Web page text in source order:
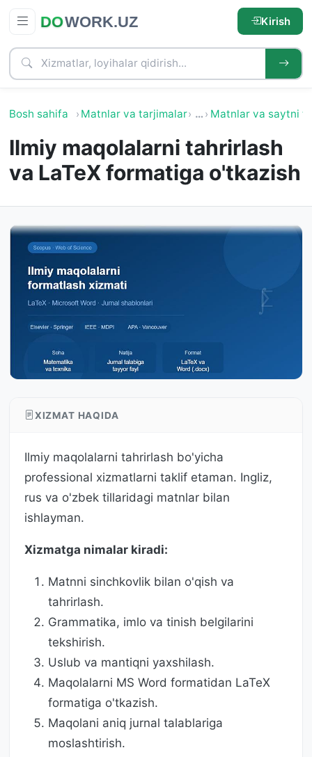
Kirish
Bosh sahifa Matnlar va tarjimalar … Matnlar va saytni
Ilmiy maqolalarni tahrirlash
va LaTeX formatiga o'tkazish
XIZMAT HAQIDA
Ilmiy maqolalarni tahrirlash bo'yicha
professional xizmatlarni taklif etaman. Ingliz,
rus va o'zbek tillaridagi matnlar bilan
ishlayman.
Xizmatga nimalar kiradi:
Matnni sinchkovlik bilan o'qish va
tahrirlash.
Grammatika, imlo va tinish belgilarini
tekshirish.
Uslub va mantiqni yaxshilash.
Maqolalarni MS Word formatidan LaTeX
formatiga o'tkazish.
Maqolani aniq jurnal talablariga
moslashtirish.